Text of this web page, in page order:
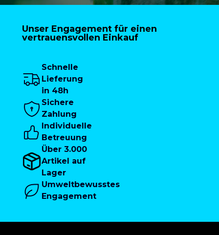
Unser Engagement für einen
vertrauensvollen Einkauf
Schnelle
Lieferung
in 48h
Sichere
Zahlung
Individuelle
Betreuung
Über 3.000
Artikel auf
Lager
Umweltbewusstes
Engagement